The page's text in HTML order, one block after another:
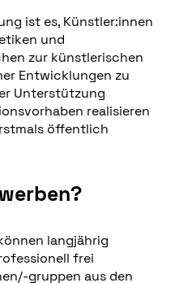
ist es, Künstler:innen
und
zur künstlerischen
Entwicklungen zu
Unterstützung
realisieren
öffentlich
langjährig
frei
gruppen aus den